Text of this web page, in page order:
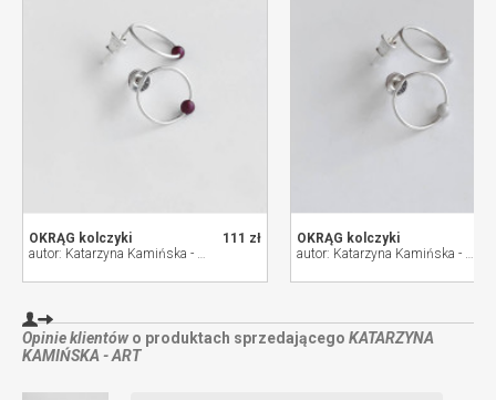
111 zł
OKRĄG kolczyki
autor: Katarzyna Kamińska - ART
OKRĄG kolczyki
autor: Katarzyna Kamińska - ART
Opinie klientów o produktach sprzedającego KATARZYNA
KAMIŃSKA - ART